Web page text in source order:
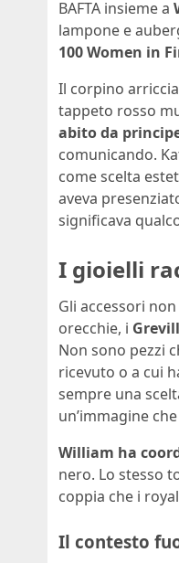
BAFTA insieme a
lampone e
100 Women in
Il corpino
tappeto rosso
abito da
comunicando.
come scelta
aveva
significava
I gioielli
Gli accessori
orecchie, i
Non sono pezzi
ricevuto o a cui
sempre una
un’immagine
William ha
nero. Lo stesso
coppia che i
Il contesto